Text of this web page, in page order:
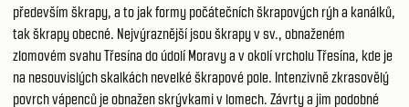
především škrapy, a to jak formy počátečních škrapových rýh a kanálků,
tak škrapy obecné. Nejvýraznější jsou škrapy v sv., obnaženém
zlomovém svahu Třesína do údolí Moravy a v okolí vrcholu Třesína, kde je
na nesouvislých skalkách nevelké škrapové pole. Intenzivně zkrasovělý
povrch vápenců je obnažen skrývkami v lomech. Závrty a jim podobné